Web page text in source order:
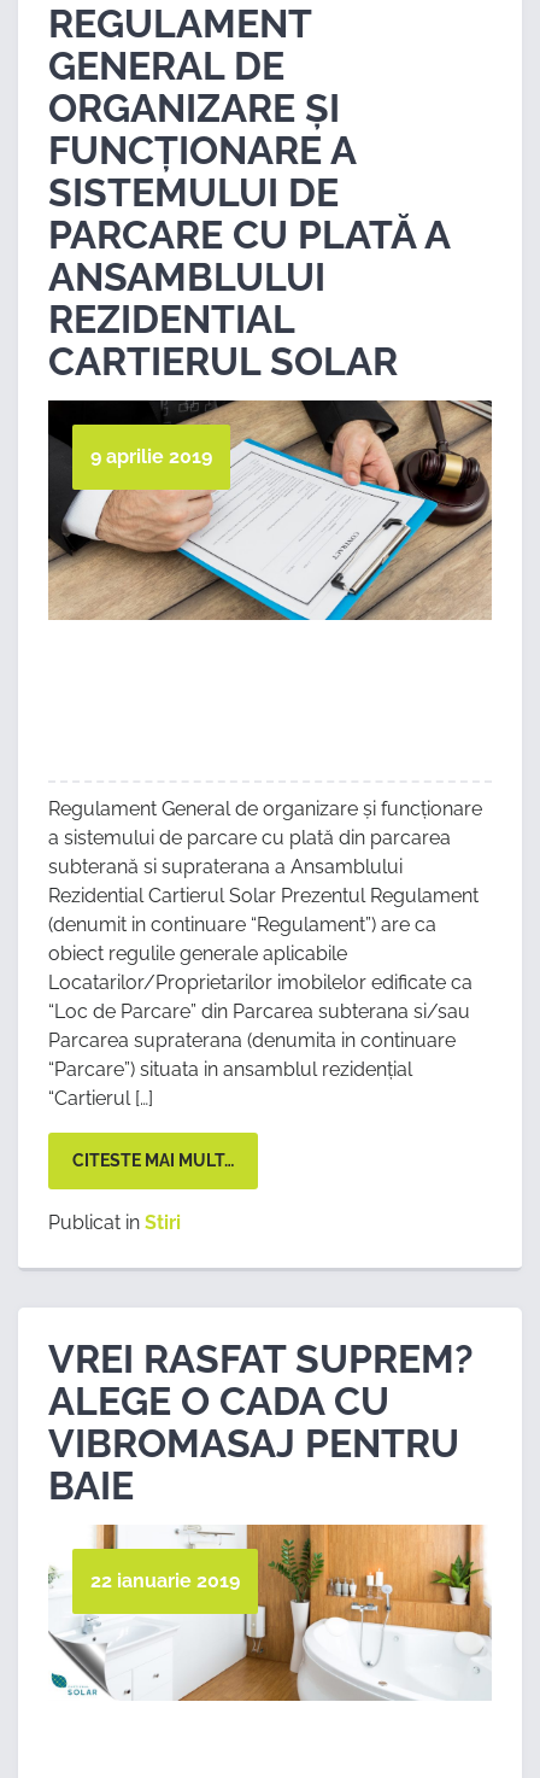
REGULAMENT
GENERAL DE
ORGANIZARE ȘI
FUNCȚIONARE A
SISTEMULUI DE
PARCARE CU PLATĂ A
ANSAMBLULUI
REZIDENTIAL
CARTIERUL SOLAR
9 aprilie 2019
Regulament General de organizare și funcționare
a sistemului de parcare cu plată din parcarea
subterană si supraterana a Ansamblului
Rezidential Cartierul Solar Prezentul Regulament
(denumit in continuare “Regulament”) are ca
obiect regulile generale aplicabile
Locatarilor/Proprietarilor imobilelor edificate ca
“Loc de Parcare” din Parcarea subterana si/sau
Parcarea supraterana (denumita in continuare
“Parcare”) situata in ansamblul rezidențial
“Cartierul […]
CITESTE MAI MULT…
Publicat in Stiri
VREI RASFAT SUPREM?
ALEGE O CADA CU
VIBROMASAJ PENTRU
BAIE
22 ianuarie 2019